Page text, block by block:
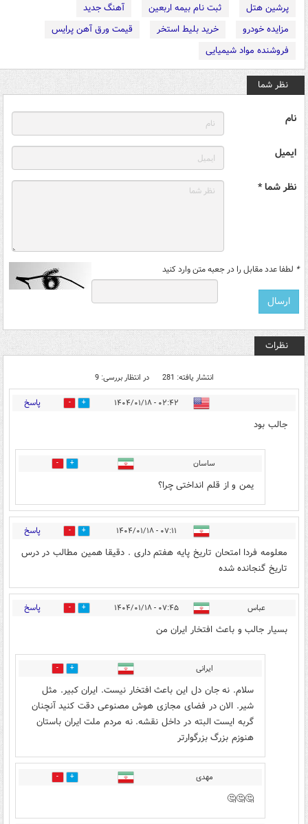
پرشین هتل
ثبت نام بیمه اربعین
آهنگ جدید
مزایده خودرو
خرید بلیط استخر
قیمت ورق آهن پرایس
فروشنده مواد شیمیایی
نظر شما
نام
ایمیل
نظر شما *
* لطفا عدد مقابل را در جعبه متن وارد کنید
نظرات
انتشار یافته: 281 در انتظار بررسی: 9
۰۲:۴۲ - ۱۴۰۴/۰۱/۱۸ 62 پاسخ
جالب بود
ساسان 1
یمن و از قلم انداختی چرا؟
۰۷:۱۱ - ۱۴۰۴/۰۱/۱۸ 30 پاسخ
معلومه فردا امتحان تاریخ پایه هفتم داری . دقیقا همین مطالب در درس
تاریخ گنجانده شده
عباس ۰۷:۴۵ - ۱۴۰۴/۰۱/۱۸ 58 پاسخ
بسیار جالب و باعث افتخار ایران من
ایرانی 6
سلام. نه جان دل این باعث افتخار نیست. ایران کبیر. مثل
شیر. الان در فضای مجازی هوش مصنوعی دقت کنید آنچنان
گربه ایست البته در داخل نقشه. نه مردم ملت ایران باستان
هنوزم بزرگ بزرگوارتر
مهدی 2
🤔🤔🤔